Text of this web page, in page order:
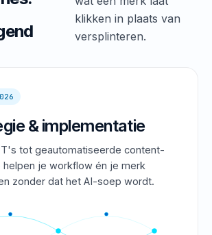
klikken in plaats van
versplinteren.
& implementatie
tot geautomatiseerde content-
helpen je workflow én je merk
zonder dat het AI-soep wordt.